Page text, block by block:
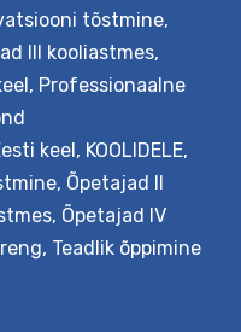
mõtteid, kuidas
mänge vanemate
on pikem, kolmepäevane
mänge looma
et seeläbi
ühepäevane koolitus,
õppeprotsessis
Kolmepäevase
tõstmine,
III kooliastmes,
, Professionaalne
keel, KOOLIDELE,
, Õpetajad II
, Õpetajad IV
, Teadlik õppimine